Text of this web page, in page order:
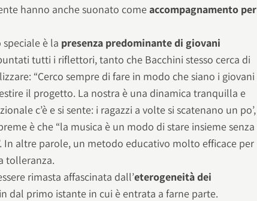
hanno anche suonato comeaccompagnamento per
è la presenza predominante di giovani
tutti i riflettori, tanto che Bacchini stesso cerca di
“Cerco sempre di fare in modo che siano i giovani
il progetto. La nostra è una dinamica tranquilla e
c’è e si sente: i ragazzi a volte si scatenano un po’,
è che “la musica è un modo di stare insieme senza
In altre parole, un metodo educativo molto efficace per
tolleranza.
rimasta affascinata dall’eterogeneità dei
dal primo istante in cui è entrata a farne parte.